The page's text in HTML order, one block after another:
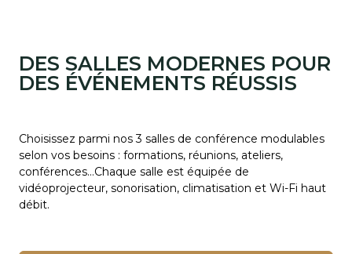
DES SALLES MODERNES POUR
DES ÉVÉNEMENTS RÉUSSIS
Choisissez parmi nos 3 salles de conférence modulables
selon vos besoins : formations, réunions, ateliers,
conférences…Chaque salle est équipée de
vidéoprojecteur, sonorisation, climatisation et Wi-Fi haut
débit.